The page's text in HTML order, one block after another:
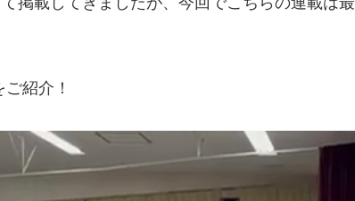
紹介！